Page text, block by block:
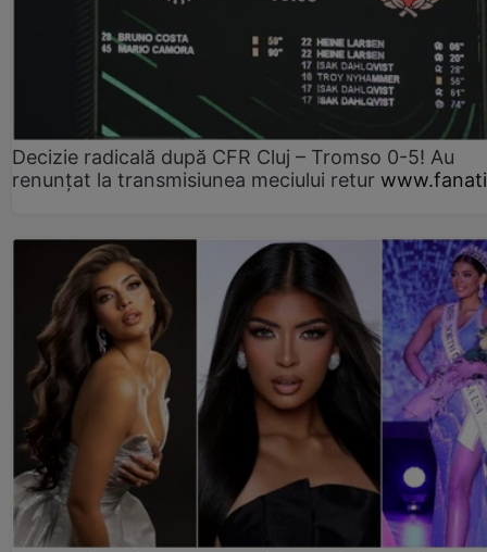
Decizie radicală după CFR Cluj – Tromso 0-5! Au
renunțat la transmisiunea meciului retur